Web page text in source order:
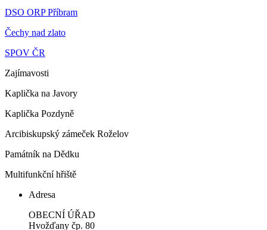
DSO ORP Příbram
Čechy nad zlato
SPOV ČR
Zajímavosti
Kaplička na Javory
Kaplička Pozdyně
Arcibiskupský zámeček Roželov
Památník na Dědku
Multifunkční hřiště
Adresa
OBECNÍ ÚŘAD
Hvožďany čp. 80